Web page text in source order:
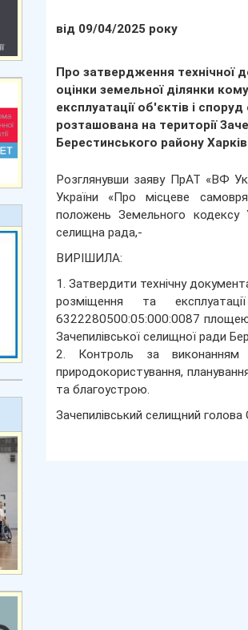
від 09/04/2025 року
Про затвердження технічної
оцінки земельної ділянки
експлуатації об'єктів і
розташована на території
Берестинського району
Розглянувши заяву ПрАТ «ВФ
України «Про місцеве
положень Земельного кодексу
селищна рада,-
ВИРІШИЛА:
1. Затвердити технічну
розміщення та
6322280500:05:000:0087 площею
Зачепилівської селищної ради
2. Контроль за виконанням
природокористування,
та благоустрою.
Зачепилівський селищний